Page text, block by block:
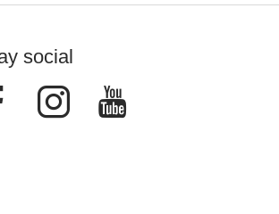
social
FacebookInstagram